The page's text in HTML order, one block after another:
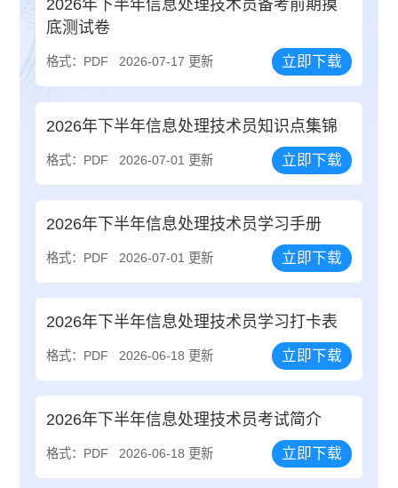
2026年下半年信息处理技术员备考前期摸
底测试卷
格式：PDF 2026-07-17 更新 立即下载
2026年下半年信息处理技术员知识点集锦
格式：PDF 2026-07-01 更新 立即下载
2026年下半年信息处理技术员学习手册
格式：PDF 2026-07-01 更新 立即下载
2026年下半年信息处理技术员学习打卡表
格式：PDF 2026-06-18 更新 立即下载
2026年下半年信息处理技术员考试简介
格式：PDF 2026-06-18 更新 立即下载